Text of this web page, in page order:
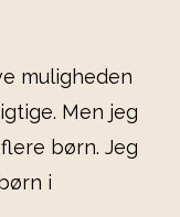
muligheden
Men jeg
børn. Jeg
i